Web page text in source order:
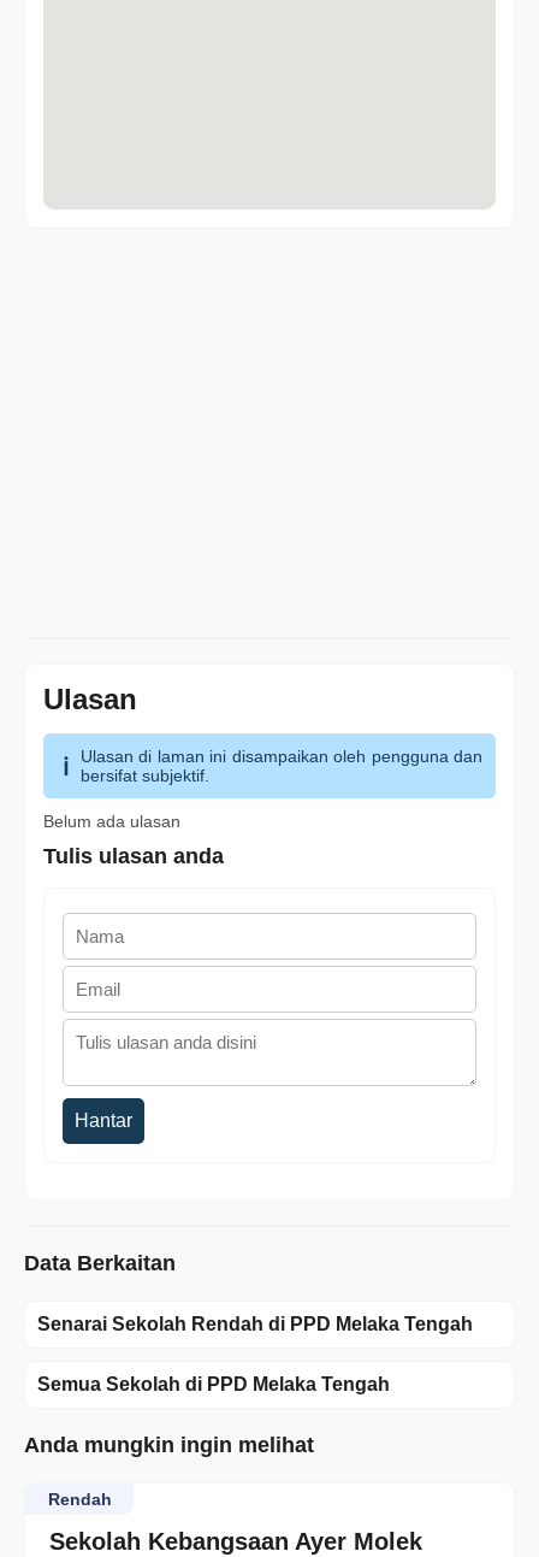
Ulasan
Ulasan di laman ini disampaikan oleh pengguna dan
bersifat subjektif.
Belum ada ulasan
Tulis ulasan anda
Hantar
Data Berkaitan
Senarai Sekolah Rendah di PPD Melaka Tengah
Semua Sekolah di PPD Melaka Tengah
Anda mungkin ingin melihat
Sekolah Kebangsaan Ayer Molek
Rendah